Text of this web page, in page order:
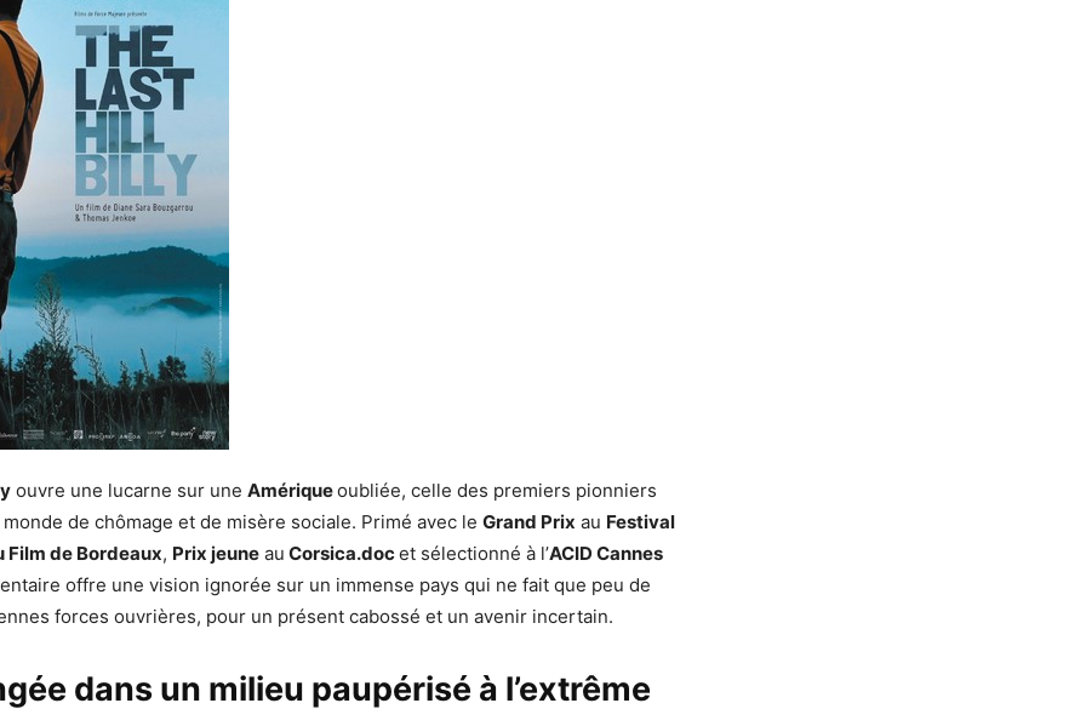
ouvre une lucarne sur une Amériqueoubliée, celle des premiers pionniers
de chômage et de misère sociale. Primé avec le Grand Prix au Festival
Film de Bordeaux, Prix jeune au Corsica.docet sélectionné à l’ACID Cannes
offre une vision ignorée sur un immense pays qui ne fait que peu de
forces ouvrières, pour un présent cabossé et un avenir incertain.
dans un milieu paupérisé à l’extrême